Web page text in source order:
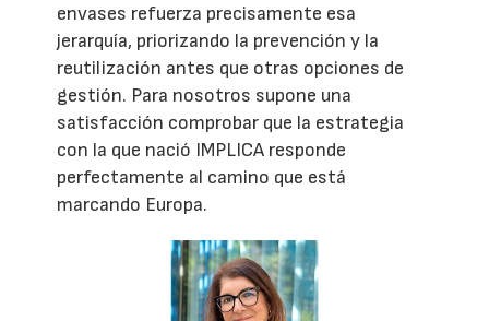
envases refuerza precisamente esa
jerarquía, priorizando la prevención y la
reutilización antes que otras opciones de
gestión. Para nosotros supone una
satisfacción comprobar que la estrategia
con la que nació IMPLICA responde
perfectamente al camino que está
marcando Europa.